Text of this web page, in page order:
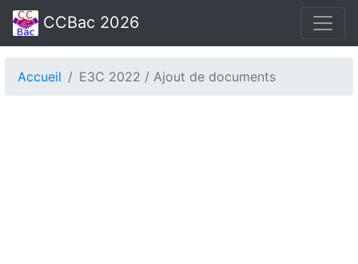
CCBac 2026
Accueil E3C 2022 / Ajout de documents